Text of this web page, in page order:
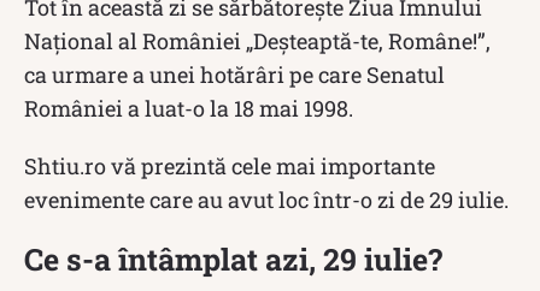
Tot în această zi se sărbătorește Ziua Imnului
Național al României „Deșteaptă-te, Române!”,
ca urmare a unei hotărâri pe care Senatul
României a luat-o la 18 mai 1998.
Shtiu.ro vă prezintă cele mai importante
evenimente care au avut loc într-o zi de 29 iulie.
Ce s-a întâmplat azi, 29 iulie?